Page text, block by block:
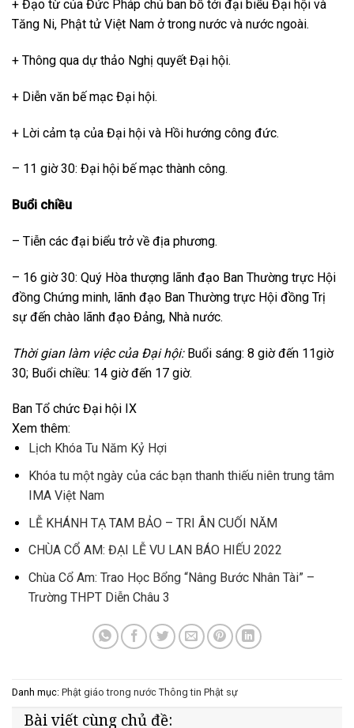
+ Đạo từ của Đức Pháp chủ ban bố tới đại biểu Đại hội và
Tăng Ni, Phật tử Việt Nam ở trong nước và nước ngoài.
+ Thông qua dự thảo Nghị quyết Đại hội.
+ Diễn văn bế mạc Đại hội.
+ Lời cảm tạ của Đại hội và Hồi hướng công đức.
– 11 giờ 30: Đại hội bế mạc thành công.
Buổi chiều
– Tiễn các đại biểu trở về địa phương.
– 16 giờ 30: Quý Hòa thượng lãnh đạo Ban Thường trực Hội
đồng Chứng minh, lãnh đạo Ban Thường trực Hội đồng Trị
sự đến chào lãnh đạo Đảng, Nhà nước.
Thời gian làm việc của Đại hội:Buổi sáng: 8 giờ đến 11giờ
30; Buổi chiều: 14 giờ đến 17 giờ.
Ban Tổ chức Đại hội IX
Xem thêm:
Lịch Khóa Tu Năm Kỷ Hợi
Khóa tu một ngày của các bạn thanh thiếu niên trung tâm
IMA Việt Nam
LỄ KHÁNH TẠ TAM BẢO – TRI ÂN CUỐI NĂM
CHÙA CỔ AM: ĐẠI LỄ VU LAN BÁO HIẾU 2022
Chùa Cổ Am: Trao Học Bổng “Nâng Bước Nhân Tài” –
Trường THPT Diễn Châu 3
Danh mục: Phật giáo trong nước Thông tin Phật sự
Bài viết cùng chủ đề: